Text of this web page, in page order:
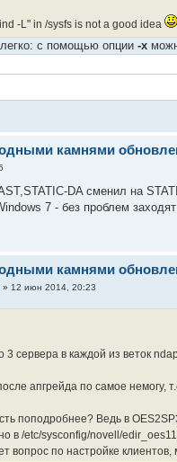
-L" in /sysfs is not a good idea
с помощью опции -x
камнями
DA сменил на
7 - без проблем
камнями
» 12 июн 2014, 20:23
3 сервера в каждой из веток
апгрейда по самое немогу,
поподробнее? Ведь в
в /etc/sysconfig/novell/
вопрос по настройке